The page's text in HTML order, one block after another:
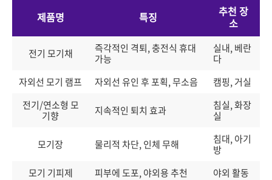
제품명 특징
추천 장
소
전기 모기채
즉각적인 격퇴, 충전식 휴대
가능
실내, 베란
다
자외선 모기 램프
자외선 유인 후 포획, 무소음
캠핑, 거실
전기/연소형 모
기향
지속적인 퇴치 효과
침실, 화장
실
모기장 물리적 차단, 인체 무해
침대, 아기
방
모기 기피제
피부에 도포, 야외용 추천 야외 활동